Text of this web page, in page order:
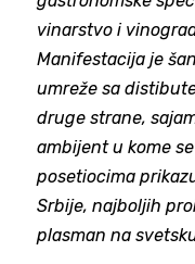
vinarstvo i
Manifestacija je
umreže sa
druge strane,
ambijent u kome
posetiocima
Srbije, najboljih
plasman na